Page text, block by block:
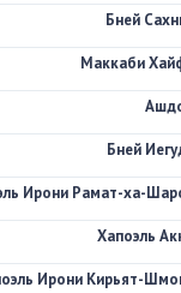
Бней
Маккаби
Бней
Ирони Рамат-ха-
Хапоэль
Ирони Кирьят-